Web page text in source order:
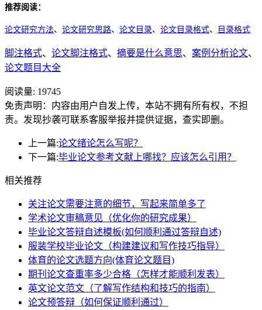
推荐阅读：
论文研究方法、 论文研究思路、 论文目录、 论文目录格式、 目录格式
脚注格式、 论文脚注格式、 摘要是什么意思、 案例分析论文、
论文题目大全
阅读量: 19745
免责声明：内容由用户自发上传，本站不拥有所有权，不担
责。发现抄袭可联系客服举报并提供证据，查实即删。
上一篇:论文绪论怎么写呢？
下一篇:毕业论文参考文献上哪找？应该怎么引用？
相关推荐
关注论文需要注意的细节，写起来简单多了
学术论文审稿意见（优化你的研究成果）
毕业论文答辩自述模板(如何顺利通过答辩自述)
服装学校毕业论文（构建建议和写作技巧指导）
体育的论文选题方向(体育论文题目)
期刊论文查重率多少合格（怎样才能顺利发表）
英文论文范文（了解写作结构和技巧的指南）
论文预答辩（如何保证顺利通过）